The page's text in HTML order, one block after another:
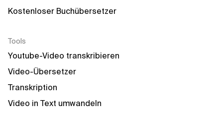
Kostenloser Buchübersetzer
Tools
Youtube-Video transkribieren
Video-Übersetzer
Transkription
Video in Text umwandeln